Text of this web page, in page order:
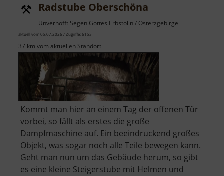
Radstube Oberschöna
Unverhofft Segen Gottes Erbstolln / Osterzgebirge
aktuell vom 05.07.2026 / Zugriffe: 6153
37 km vom aktuellen Standort
Kommt man hier an einem Tag der offenen Tür
vorbei, so fällt als erstes die große
Dampfmaschine auf. Ein beeindruckend großes
Objekt, was sogar noch alle Teile bewegen kann.
Geht man nun um das Gebäude herum, so gibt
es eine kleine Steigerstube mit Helmen und